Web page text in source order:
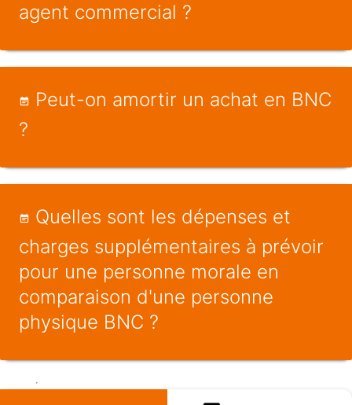
agent commercial ?
Peut-on amortir un achat en BNC
?
Quelles sont les dépenses et
charges supplémentaires à prévoir
pour une personne morale en
comparaison d'une personne
physique BNC ?